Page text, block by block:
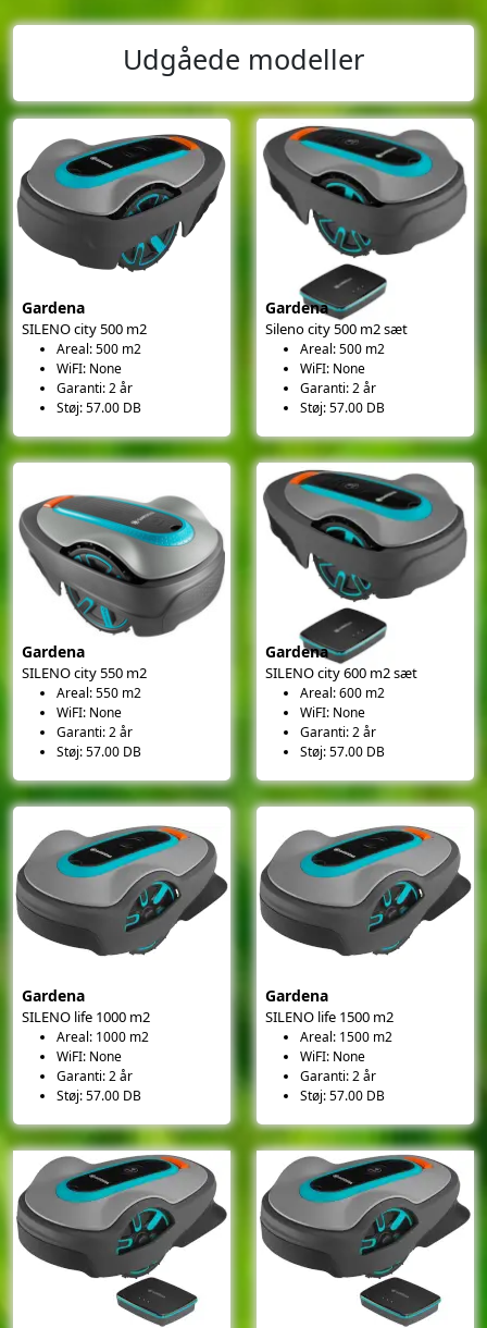
Udgåede modeller
Gardena
SILENO city 500 m2
Areal: 500 m2
WiFI: None
Garanti: 2 år
Støj: 57.00 DB
Gardena
Sileno city 500 m2 sæt
Areal: 500 m2
WiFI: None
Garanti: 2 år
Støj: 57.00 DB
Gardena
SILENO city 550 m2
Areal: 550 m2
WiFI: None
Garanti: 2 år
Støj: 57.00 DB
Gardena
SILENO city 600 m2 sæt
Areal: 600 m2
WiFI: None
Garanti: 2 år
Støj: 57.00 DB
Gardena
SILENO life 1000 m2
Areal: 1000 m2
WiFI: None
Garanti: 2 år
Støj: 57.00 DB
Gardena
SILENO life 1500 m2
Areal: 1500 m2
WiFI: None
Garanti: 2 år
Støj: 57.00 DB